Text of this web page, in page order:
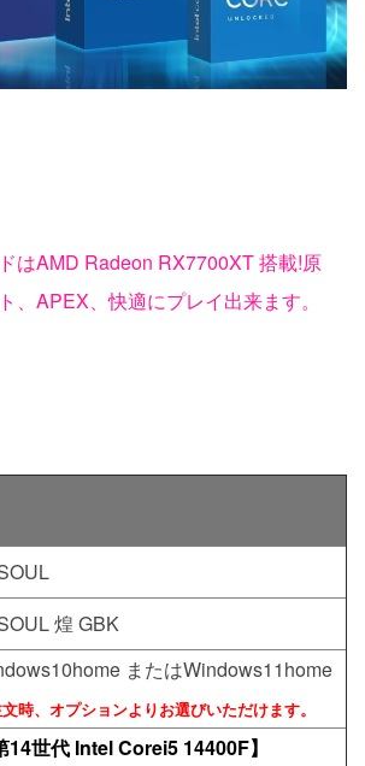
はAMD Radeon RX7700XT 搭載!原
、APEX、快適にプレイ出来ます。
煌 GBK
またはWindows11home
時、オプションよりお選びいただけます。
14世代 Intel Corei5 14400F】